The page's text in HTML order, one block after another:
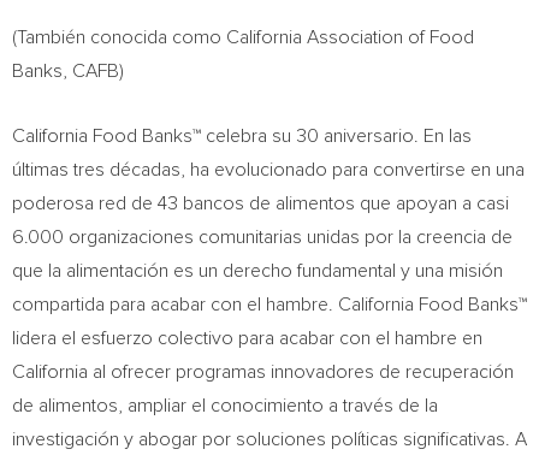
(También conocida como California Association of Food
Banks, CAFB)
California Food Banks™ celebra su 30 aniversario. En las
últimas tres décadas, ha evolucionado para convertirse en una
poderosa red de 43 bancos de alimentos que apoyan a casi
6.000 organizaciones comunitarias unidas por la creencia de
que la alimentación es un derecho fundamental y una misión
compartida para acabar con el hambre. California Food Banks™
lidera el esfuerzo colectivo para acabar con el hambre en
California al ofrecer programas innovadores de recuperación
de alimentos, ampliar el conocimiento a través de la
investigación y abogar por soluciones políticas significativas. A